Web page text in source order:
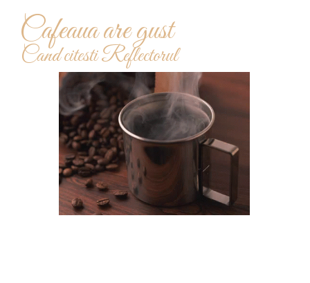
Cafeaua are gust
Cand citesti Reflectorul